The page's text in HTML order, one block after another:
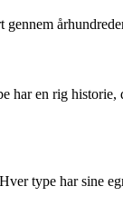
har en rig
type har sine